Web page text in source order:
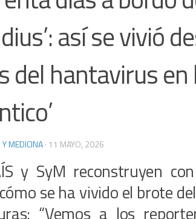
así se vivió
del hantavirus en
MEDICINA· 11 MAYO, 2026
y SyM reconstruyen
se ha vivido el brote
“Vemos a los